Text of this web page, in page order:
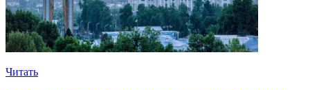
Читать